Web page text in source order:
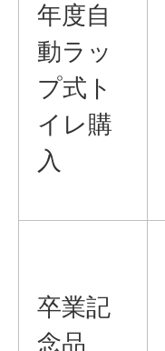
年度自
動ラッ
プ式ト
イレ購
入
卒業記
念品